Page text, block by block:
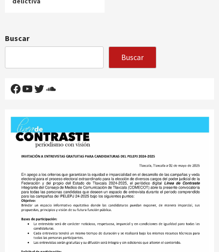
Buscar
Buscar
Facebook
YouTube
Twitter
SoundCloud